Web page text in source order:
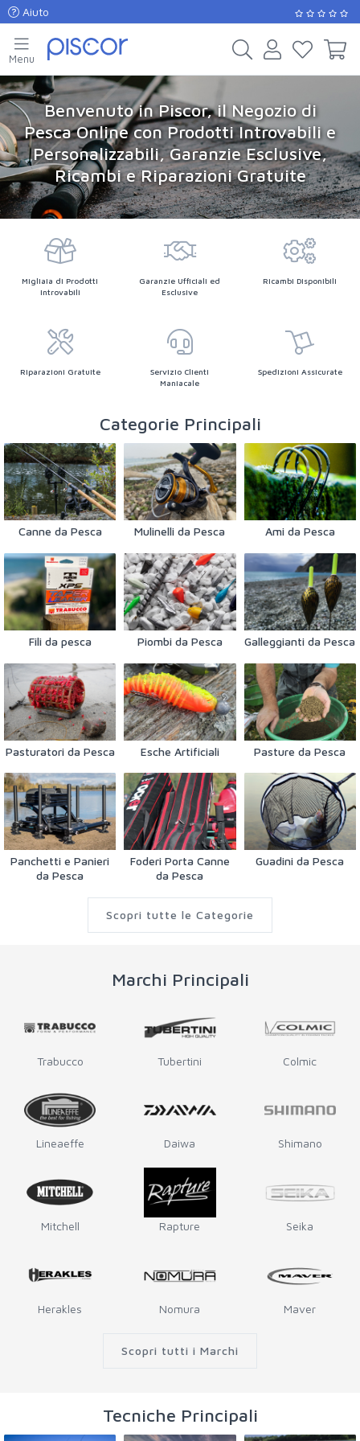
Aiuto
Menu
Benvenuto in Piscor, il Negozio di
Pesca Online con Prodotti Introvabili e
Personalizzabili, Garanzie Esclusive,
Ricambi e Riparazioni Gratuite
Migliaia di Prodotti
Introvabili
Garanzie Ufficiali ed
Esclusive
Ricambi Disponibili
Riparazioni Gratuite
Servizio Clienti
Maniacale
Spedizioni Assicurate
Categorie Principali
Canne da Pesca Mulinelli da Pesca Ami da Pesca
Fili da pesca Piombi da Pesca Galleggianti da Pesca
Pasturatori da Pesca Esche Artificiali Pasture da Pesca
Panchetti e Panieri
da Pesca
Foderi Porta Canne
da Pesca
Guadini da Pesca
Scopri tutte le Categorie
Marchi Principali
Trabucco Tubertini Colmic
Lineaeffe Daiwa Shimano
Mitchell Rapture Seika
Herakles Nomura Maver
Scopri tutti i Marchi
Tecniche Principali